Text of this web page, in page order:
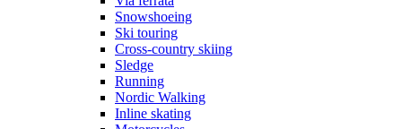
Snowshoeing
Ski touring
Cross-country skiing
Sledge
Running
Nordic Walking
Inline skating